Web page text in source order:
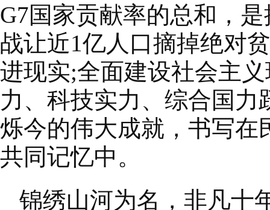
G7国家贡献率的总和，
战让近1亿人口摘掉绝对
进现实;全面建设社会主
力、科技实力、综合国
烁今的伟大成就，书写在
共同记忆中。
锦绣山河为名，非凡十